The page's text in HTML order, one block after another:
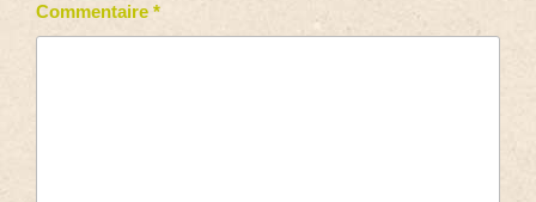
Commentaire *